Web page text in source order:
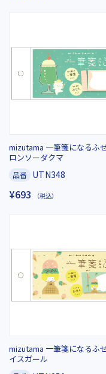
mizutama 一筆箋になるふ
ロンソーダクマ
品番 UTN348
¥693 （税込）
mizutama 一筆箋になるふ
イスガール